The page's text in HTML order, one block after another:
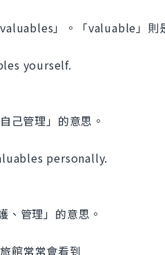
」。「valuable」則
yourself.
己管理」的意思。
personally.
、管理」的意思。
館常常會看到